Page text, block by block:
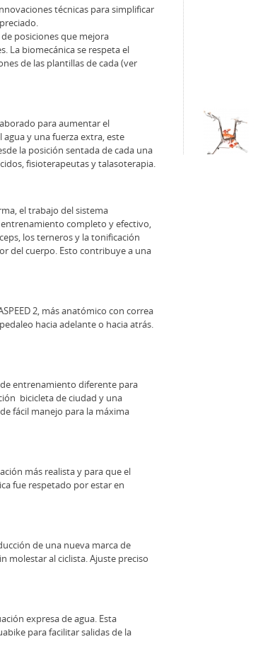
técnicas para simplificar
posiciones que mejora
La biomecánica se respeta el
de las plantillas de cada (ver
para aumentar el
y una fuerza extra, este
la posición sentada de cada una
fisioterapeutas y talasoterapia.
el trabajo del sistema
completo y efectivo,
los terneros y la tonificación
del cuerpo. Esto contribuye a una
2, más anatómico con correa
hacia adelante o hacia atrás.
entrenamiento diferente para
bicicleta de ciudad y una
fácil manejo para la máxima
más realista y para que el
fue respetado por estar en
de una nueva marca de
molestar al ciclista. Ajuste preciso
expresa de agua. Esta
para facilitar salidas de la